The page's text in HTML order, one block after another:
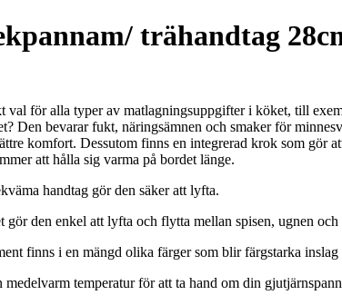
trähandtag
val för alla typer av matlagningsuppgifter i köket, till
Den bevarar fukt, näringsämnen och smaker för
komfort. Dessutom finns en integrerad krok som gör
att hålla sig varma på bordet länge.
handtag gör den säker att lyfta.
gör den enkel att lyfta och flytta mellan spisen, ugnen och
finns i en mängd olika färger som blir färgstarka
temperatur för att ta hand om din